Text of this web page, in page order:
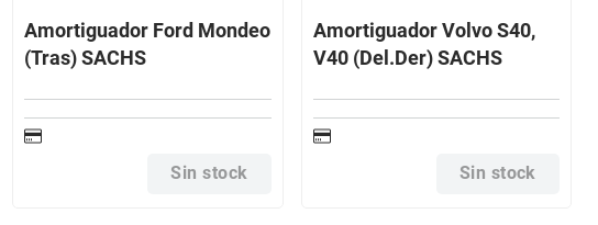
Amortiguador Ford Mondeo
(Tras) SACHS
Sin stock
Amortiguador Volvo S40,
V40 (Del.Der) SACHS
Sin stock